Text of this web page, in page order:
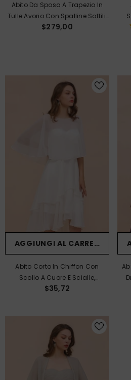
Abito Da Sposa A Trapezio In
Tulle Avorio Con Spalline Sottili,
Scollo Rotondo, Applicazioni In
$279,00
AGGIUNGI AL CARRELLO
Abito Corto In Chiffon Con
Scollo A Cuore E Scialle,
Semplice Abito Da Damigella
$35,72